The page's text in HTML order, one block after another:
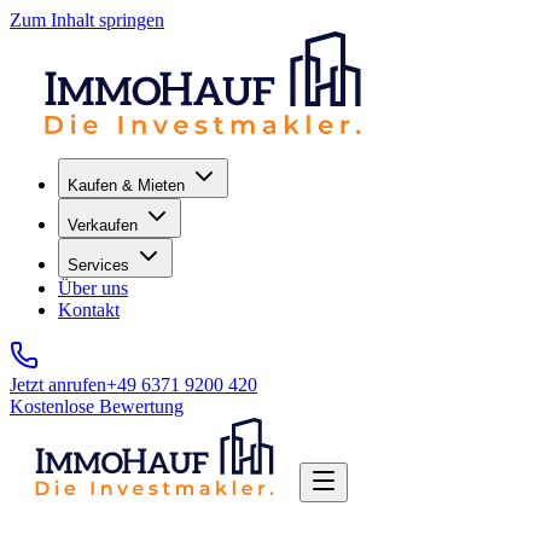
Zum Inhalt springen
Kaufen & Mieten
Verkaufen
Services
Über uns
Kontakt
Jetzt anrufen+49 6371 9200 420
Kostenlose Bewertung